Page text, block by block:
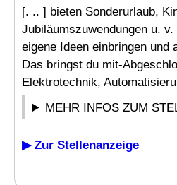
[. .. ] bieten Sonderurlaub,
Jubiläumszuwendungen u.
eigene Ideen einbringen und
Das bringst du mit-
Elektrotechnik,
MEHR INFOS ZUM
▶ Zur Stellenanzeige